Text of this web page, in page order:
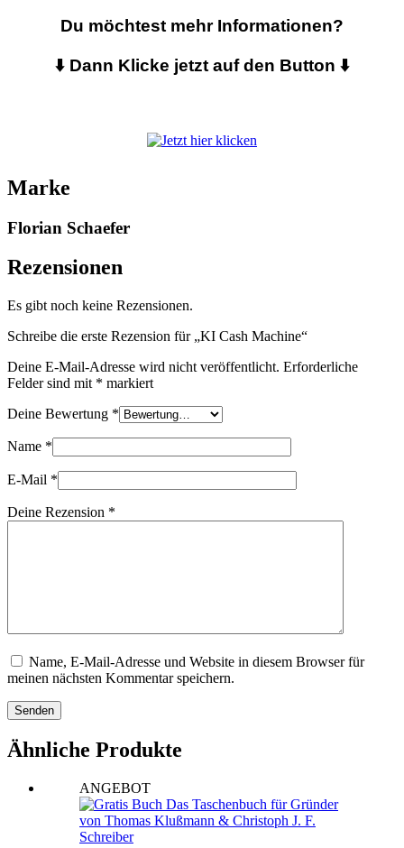
Du möchtest mehr Informationen?
⬇️ Dann Klicke jetzt auf den Button ⬇️
Marke
Florian Schaefer
Rezensionen
Es gibt noch keine Rezensionen.
Schreibe die erste Rezension für „KI Cash Machine“
Deine E-Mail-Adresse wird nicht veröffentlicht. Erforderliche
Felder sind mit * markiert
Deine Bewertung *
Name *
E-Mail *
Deine Rezension *
Name, E-Mail-Adresse und Website in diesem Browser für
meinen nächsten Kommentar speichern.
Senden
Ähnliche Produkte
ANGEBOT